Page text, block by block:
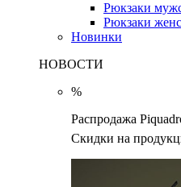
Рюкзаки
Рюкзаки
Новинки
НОВОСТИ
%
Распродажа
Скидки на